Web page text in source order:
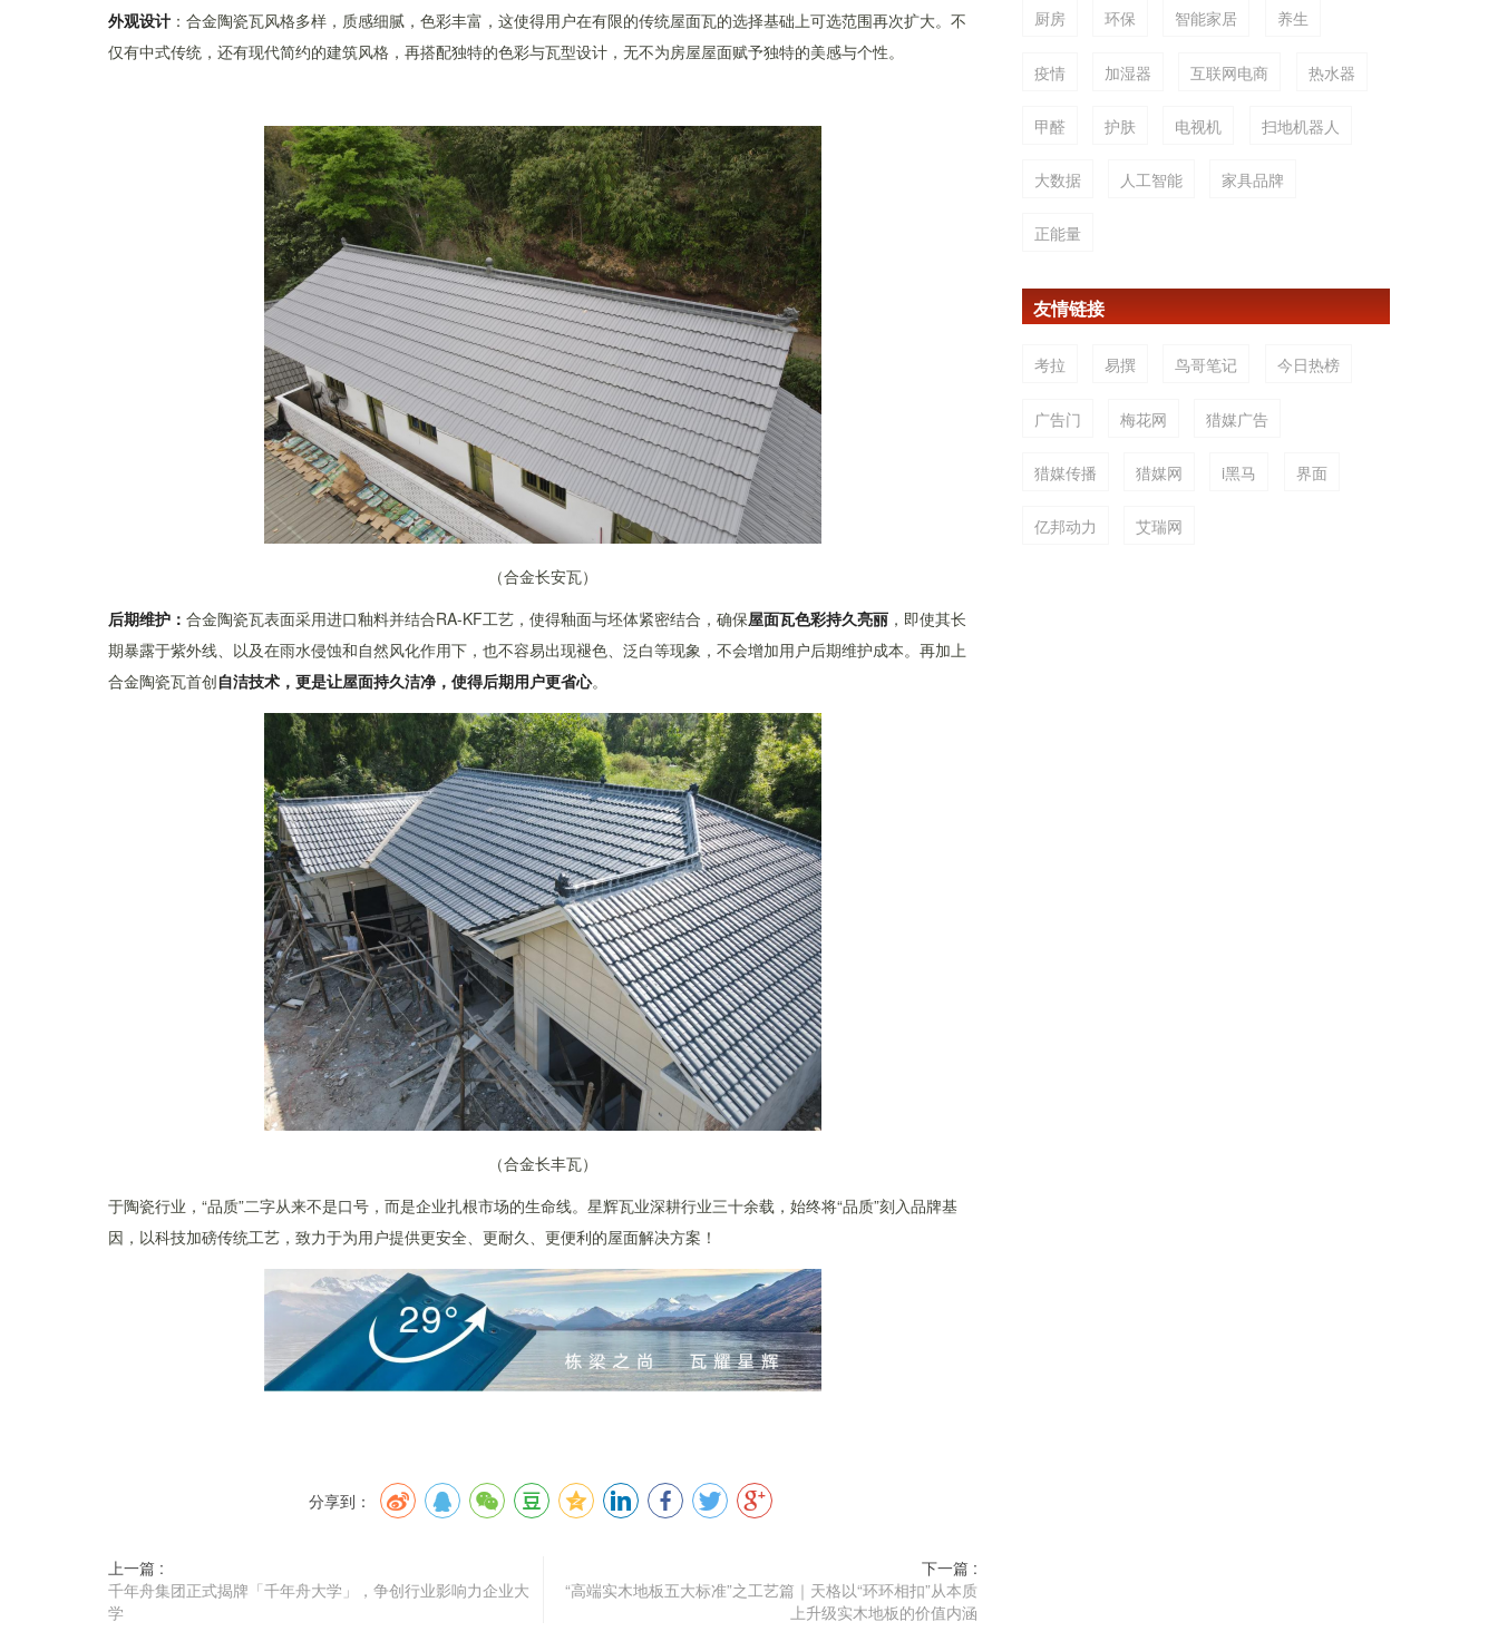
外观设计 ：合金陶瓷瓦风格多样，质感细腻，色彩丰富，这使得用户在有限的传统屋面瓦的选择基础上可选范围再次扩大。不
仅有中式传统，还有现代简约的建筑风格，再搭配独特的色彩与瓦型设计，无不为房屋屋面赋予独特的美感与个性。
（合金长安瓦）
后期维护： 合金陶瓷瓦表面采用进口釉料并结合RA-KF工艺，使得釉面与坯体紧密结合，确保屋面瓦色彩持久亮丽 ，即使其长
期暴露于紫外线、以及在雨水侵蚀和自然风化作用下，也不容易出现褪色、泛白等现象，不会增加用户后期维护成本。再加上
合金陶瓷瓦首创自洁技术，更是让屋面持久洁净，使得后期用户更省心。
（合金长丰瓦）
于陶瓷行业，“品质”二字从来不是口号，而是企业扎根市场的生命线。星辉瓦业深耕行业三十余载，始终将“品质”刻入品牌基
因，以科技加磅传统工艺，致力于为用户提供更安全、更耐久、更便利的屋面解决方案！
分享到：
上一篇 :
千年舟集团正式揭牌「千年舟大学」，争创行业影响力企业大
学
下一篇 :
“高端实木地板五大标准”之工艺篇｜天格以“环环相扣”从本质
上升级实木地板的价值内涵
厨房 环保 智能家居 养生
疫情 加湿器 互联网电商 热水器
甲醛 护肤 电视机 扫地机器人
大数据 人工智能 家具品牌
正能量
友情链接
考拉 易撰 鸟哥笔记 今日热榜
广告门 梅花网 猎媒广告
猎媒传播 猎媒网 i黑马 界面
亿邦动力 艾瑞网